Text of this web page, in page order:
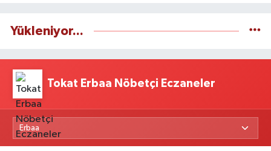
Yükleniyor...
Tokat Erbaa Nöbetçi Eczaneler